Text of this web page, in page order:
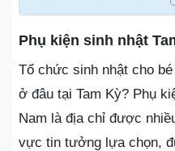
Phụ kiện sinh nhật
Tổ chức sinh nhật cho
ở đâu tại Tam Kỳ? Phụ
Nam là địa chỉ được
vực tin tưởng lựa chọn,